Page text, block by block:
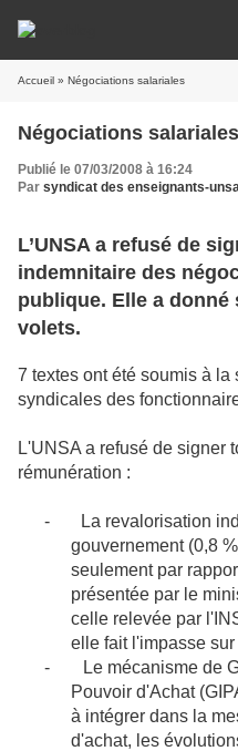
Accueil » Négociations salariales
Négociations salariales
Publié le 07/03/2008 à 16:24
Par syndicat des enseignants-
L’UNSA a refusé de
indemnitaire des
publique. Elle a
volets.
7 textes ont été soumis à
syndicales des
L'UNSA a refusé de signer
rémunération :
-
La revalorisation
gouvernement (0,8
seulement par
présentée par le
celle relevée par
elle fait l'impasse sur
-
Le mécanisme de
Pouvoir d'Achat
à intégrer dans la
d'achat, les